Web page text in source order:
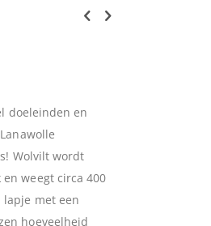
doeleinden en
Wolvilt wordt
weegt circa 400
met een
hoeveelheid